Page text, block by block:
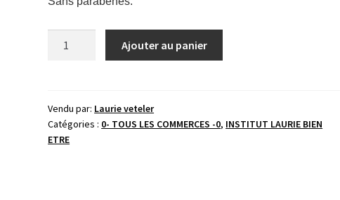
Aroma
Cleanse
Ajouter au panier
Vendu par: Laurie veteler
Catégories : 0- TOUS LES COMMERCES -0, INSTITUT LAURIE BIEN
ETRE